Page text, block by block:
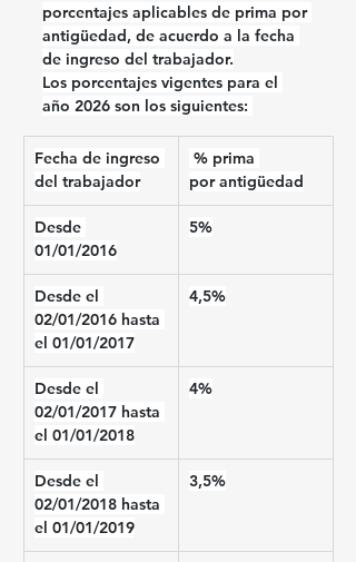
porcentajes aplicables de prima por
antigüedad, de acuerdo a la fecha
de ingreso del trabajador.
Los porcentajes vigentes para el
año 2026 son los siguientes:
Fecha de ingreso
del trabajador
% prima
por antigüedad
Desde
01/01/2016
5%
Desde el
02/01/2016 hasta
el 01/01/2017
4,5%
Desde el
02/01/2017 hasta
el 01/01/2018
4%
Desde el
02/01/2018 hasta
el 01/01/2019
3,5%